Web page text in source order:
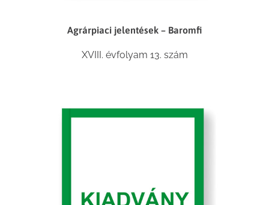
Agrárpiaci jelentések – Baromfi
XVIII. évfolyam 13. szám